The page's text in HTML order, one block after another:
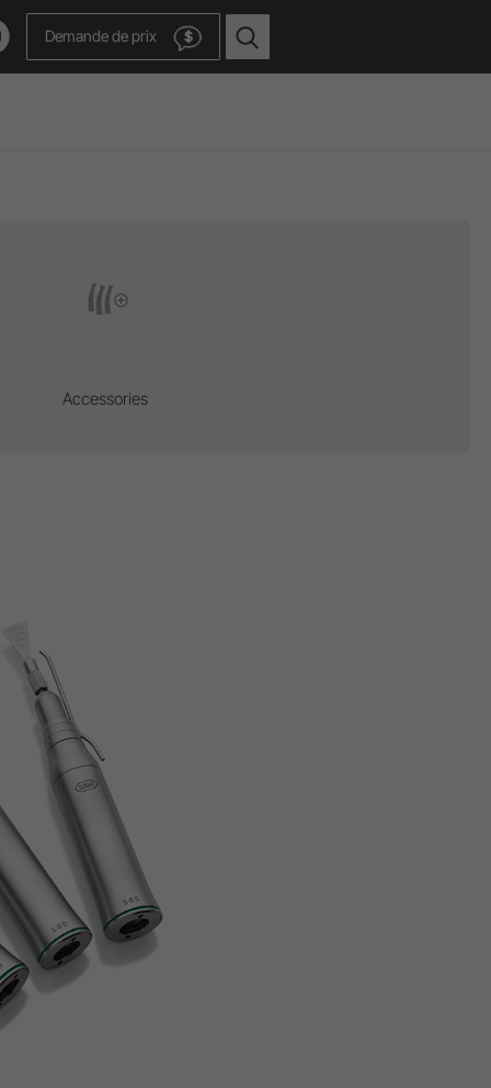
Demande de prix $
Accessories